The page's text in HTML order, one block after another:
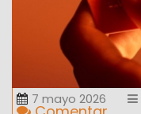
7 mayo 2026